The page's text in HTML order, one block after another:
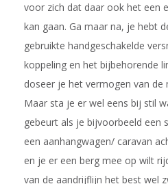
voor zich dat daar ook het een
kan gaan. Ga maar na, je hebt
gebruikte handgeschakelde
koppeling en het bijbehorende
doseer je het vermogen van de
Maar sta je er wel eens bij stil
gebeurt als je bijvoorbeeld
een aanhangwagen/ caravan
en je er een berg mee op wilt
van de aandrijflijn het best wel